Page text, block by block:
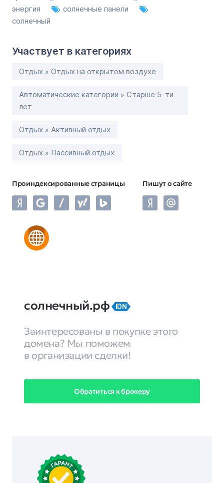
энергия
солнечные панели
солнечный
Участвует в категориях
Отдых » Отдых на открытом воздухе
Автоматические категории » Старше 5-ти
лет
Отдых » Активный отдых
Отдых » Пассивный отдых
Проиндексированные страницы Пишут о сайте
солнечный.рф IDN
Заинтересованы в покупке этого
домена? Мы поможем
в организации сделки!
Обратиться к брокеру